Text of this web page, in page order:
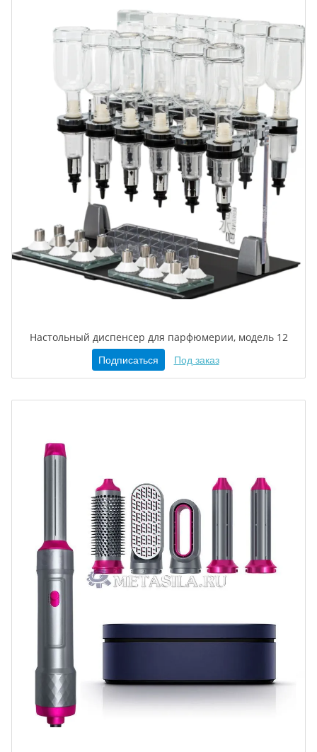
Настольный диспенсер для парфюмерии, модель 12
Подписаться Под заказ